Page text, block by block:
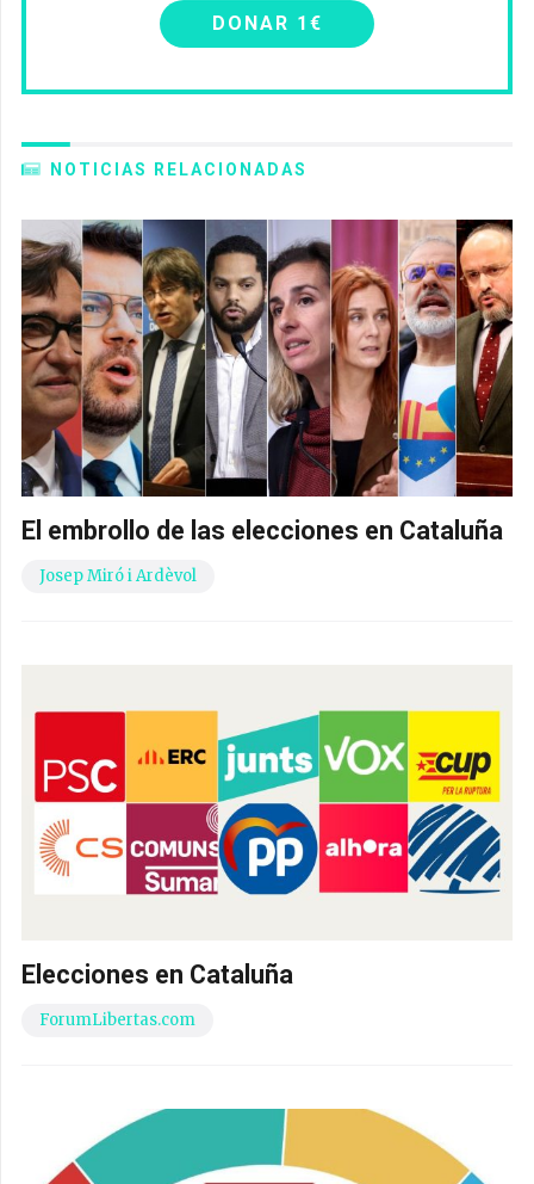
DONAR 1€
NOTICIAS RELACIONADAS
El embrollo de las elecciones en Cataluña
Josep Miró i Ardèvol
Elecciones en Cataluña
ForumLibertas.com